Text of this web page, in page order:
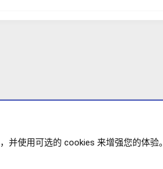
并使用可选的 cookies 来增强您的体验。